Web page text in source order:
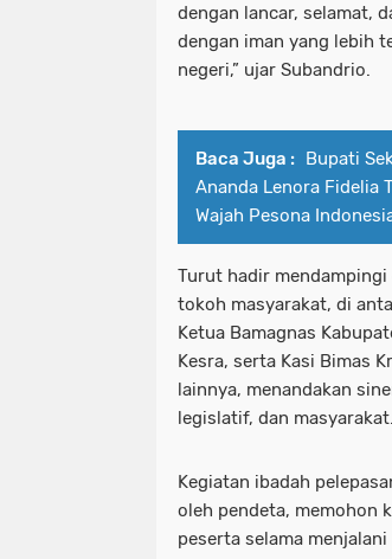
dengan lancar, selamat,
dengan iman yang lebih
negeri,” ujar Subandrio.
Baca Juga : Bupati
Ananda Lenora Fidelia
Wajah Pesona
Turut hadir
tokoh masyarakat, di
Ketua Bamagnas
Kesra, serta Kasi Bimas
lainnya, menandakan
legislatif, dan masyarakat.
Kegiatan ibadah
oleh pendeta, memohon
peserta selama